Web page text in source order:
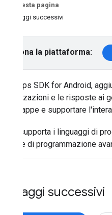
Su questa pagina
Passaggi successivi
Seleziona la piattaforma:
Con Maps SDK for Android,
visualizzazioni e le risposte ai
sulle mappe e supportare
L'SDK supporta i linguaggi di
tecniche di programmazione
Passaggi successivi